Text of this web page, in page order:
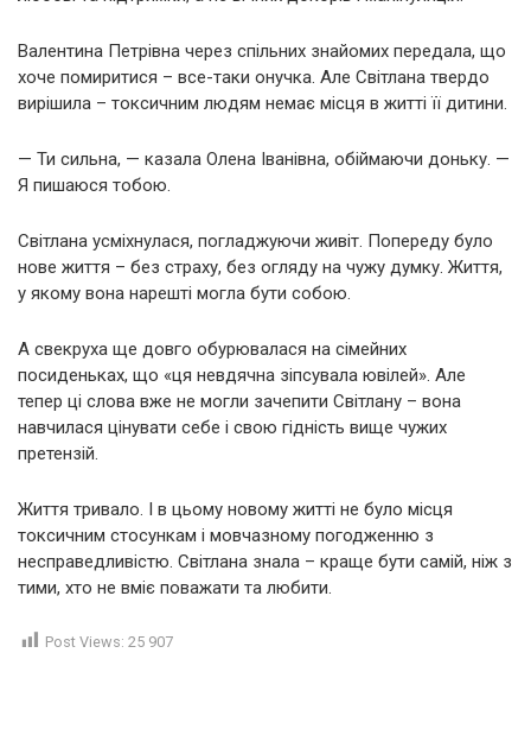
Валентина Петрівна через спільних знайомих передала, що
хоче помиритися – все-таки онучка. Але Світлана твердо
вирішила – токсичним людям немає місця в житті її дитини.
— Ти сильна, — казала Олена Іванівна, обіймаючи доньку. —
Я пишаюся тобою.
Світлана усміхнулася, погладжуючи живіт. Попереду було
нове життя – без страху, без огляду на чужу думку. Життя,
у якому вона нарешті могла бути собою.
А свекруха ще довго обурювалася на сімейних
посиденьках, що «ця невдячна зіпсувала ювілей». Але
тепер ці слова вже не могли зачепити Світлану – вона
навчилася цінувати себе і свою гідність вище чужих
претензій.
Життя тривало. І в цьому новому житті не було місця
токсичним стосункам і мовчазному погодженню з
несправедливістю. Світлана знала – краще бути самій, ніж з
тими, хто не вміє поважати та любити.
Post Views: 25 907